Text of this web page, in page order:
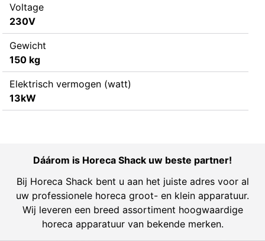
Voltage
230V
Gewicht
150 kg
Elektrisch vermogen (watt)
13kW
Dáárom is Horeca Shack uw beste partner!
Bij Horeca Shack bent u aan het juiste adres voor al
uw professionele horeca groot- en klein apparatuur.
Wij leveren een breed assortiment hoogwaardige
horeca apparatuur van bekende merken.